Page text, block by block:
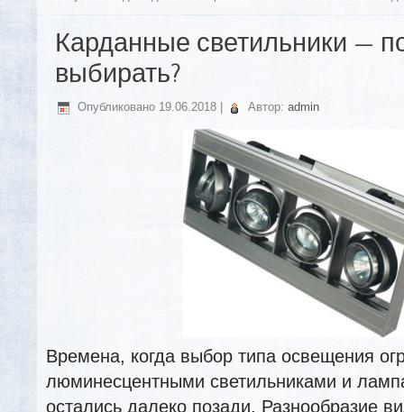
Карданные светильники —
выбирать?
Опубликовано 19.06.2018 Автор: admin
Времена, когда выбор типа освещения
люминесцентными светильниками и
остались далеко позади. Разнообразие